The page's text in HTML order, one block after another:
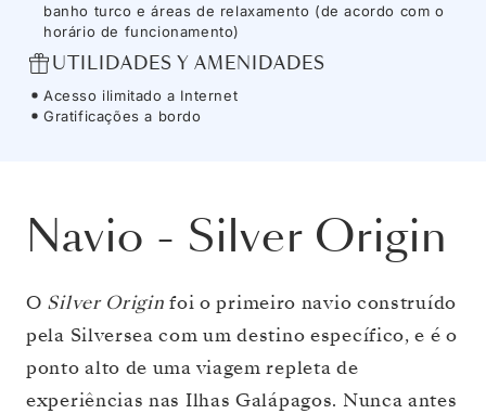
banho turco e áreas de relaxamento (de acordo com o
horário de funcionamento)
UTILIDADES Y AMENIDADES
Acesso ilimitado a Internet
Gratificações a bordo
Navio - Silver Origin
O Silver Origin foi o primeiro navio construído
pela Silversea com um destino específico, e é o
ponto alto de uma viagem repleta de
experiências nas Ilhas Galápagos. Nunca antes